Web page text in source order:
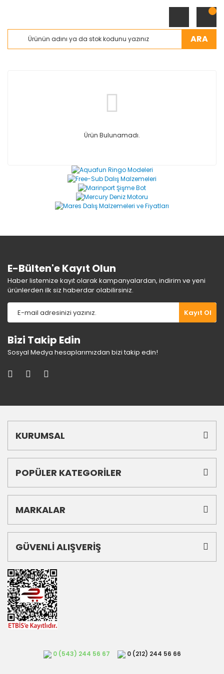
ARA
Ürün Bulunamadı.
E-Bülten'e Kayıt Olun
Haber listemize kayıt olarak kampanyalardan, indirim ve yeni
ürünlerden ilk siz haberdar olabilirsiniz.
Kayıt Ol
Bizi Takip Edin
Sosyal Medya hesaplarımızdan bizi takip edin!
KURUMSAL
POPÜLER KATEGORİLER
MARKALAR
GÜVENLİ ALIŞVERİŞ
0 (543) 244 56 67 0 (212) 244 56 66